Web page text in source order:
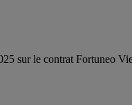
sur le contrat Fortuneo